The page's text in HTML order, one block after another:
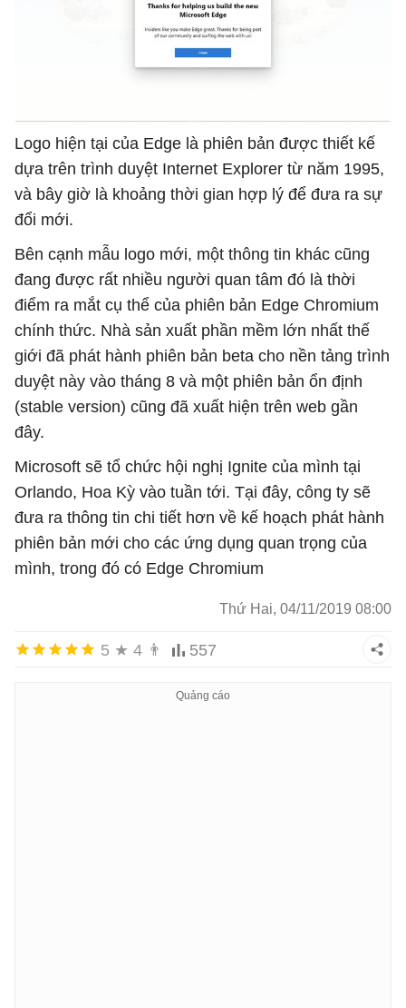
Logo hiện tại của Edge là phiên bản được thiết kế
dựa trên trình duyệt Internet Explorer từ năm 1995,
và bây giờ là khoảng thời gian hợp lý để đưa ra sự
đổi mới.
Bên cạnh mẫu logo mới, một thông tin khác cũng
đang được rất nhiều người quan tâm đó là thời
điểm ra mắt cụ thể của phiên bản Edge Chromium
chính thức. Nhà sản xuất phần mềm lớn nhất thế
giới đã phát hành phiên bản beta cho nền tảng trình
duyệt này vào tháng 8 và một phiên bản ổn định
(stable version) cũng đã xuất hiện trên web gần
đây.
Microsoft sẽ tổ chức hội nghị Ignite của mình tại
Orlando, Hoa Kỳ vào tuần tới. Tại đây, công ty sẽ
đưa ra thông tin chi tiết hơn về kế hoạch phát hành
phiên bản mới cho các ứng dụng quan trọng của
mình, trong đó có Edge Chromium
Thứ Hai, 04/11/2019 08:00
5 ★ 4 👨 557